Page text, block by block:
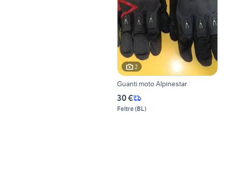
2
Guanti moto Alpinestar
30 €
Feltre(BL)